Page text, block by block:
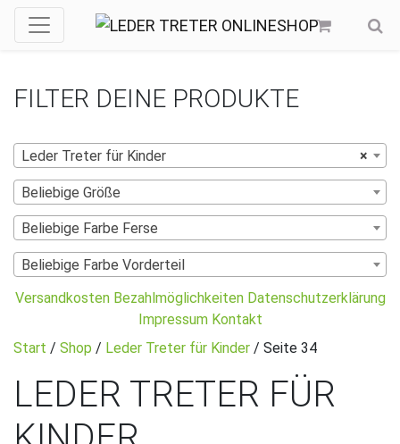
FILTER DEINE PRODUKTE
×
Leder Treter für Kinder
Beliebige Größe
Beliebige Farbe Ferse
Beliebige Farbe Vorderteil
Versandkosten Bezahlmöglichkeiten Datenschutzerklärung
Impressum Kontakt
Start / Shop / Leder Treter für Kinder / Seite 34
LEDER TRETER FÜR